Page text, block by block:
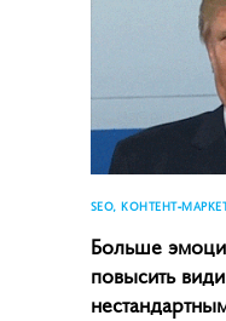
SEO, КОНТЕНТ-
Больше
повысить